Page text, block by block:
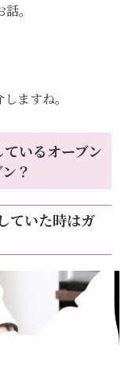
。
ますね。
いるオーブン
？
ていた時はガ